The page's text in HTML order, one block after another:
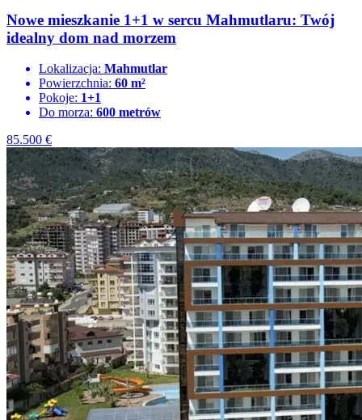
Nowe mieszkanie 1+1 w sercu Mahmutlaru: Twój
idealny dom nad morzem
Lokalizacja: Mahmutlar
Powierzchnia: 60 m²
Pokoje: 1+1
Do morza: 600 metrów
85.500 €